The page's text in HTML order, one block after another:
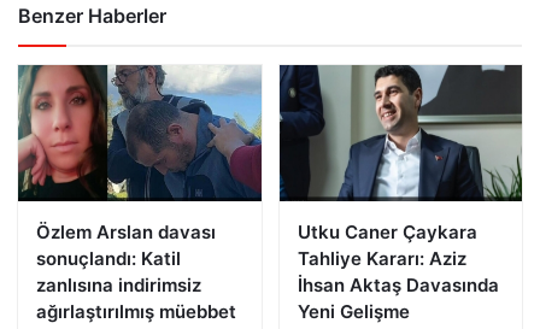
Benzer Haberler
Özlem Arslan davası
sonuçlandı: Katil
zanlısına indirimsiz
ağırlaştırılmış müebbet
Utku Caner Çaykara
Tahliye Kararı: Aziz
İhsan Aktaş Davasında
Yeni Gelişme